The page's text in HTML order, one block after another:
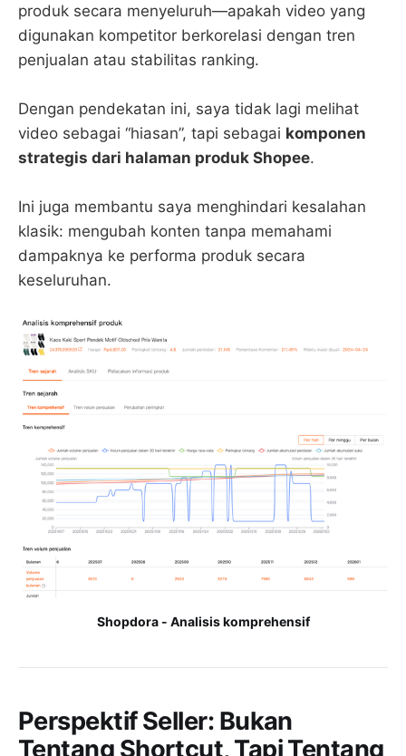
produk secara menyeluruh—apakah video yang
digunakan kompetitor berkorelasi dengan tren
penjualan atau stabilitas ranking.
Dengan pendekatan ini, saya tidak lagi melihat
video sebagai “hiasan”, tapi sebagai komponen
strategis dari halaman produk Shopee.
Ini juga membantu saya menghindari kesalahan
klasik: mengubah konten tanpa memahami
dampaknya ke performa produk secara
keseluruhan.
Shopdora - Analisis komprehensif
Perspektif Seller: Bukan
Tentang Shortcut, Tapi Tentang